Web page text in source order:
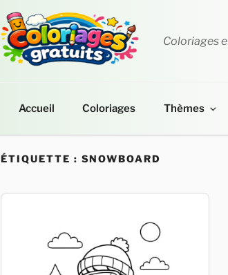
Coloriages
Accueil Coloriages Thèmes
ÉTIQUETTE : SNOWBOARD